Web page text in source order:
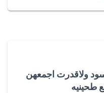
ولاقدرت اجمعهن
طحينيه